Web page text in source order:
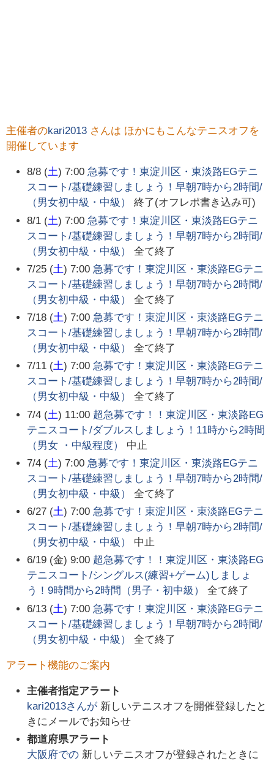
主催者のkari2013 さんは ほかにもこんなテニスオフを
開催しています
8/8 (土) 7:00 急募です！東淀川区・東淡路EGテニ
スコート/基礎練習しましょう！早朝7時から2時間/
（男女初中級・中級）
終了(オフレポ書き込み可)
8/1 (土) 7:00 急募です！東淀川区・東淡路EGテニ
スコート/基礎練習しましょう！早朝7時から2時間/
（男女初中級・中級）
全て終了
7/25 (土) 7:00 急募です！東淀川区・東淡路EGテニ
スコート/基礎練習しましょう！早朝7時から2時間/
（男女初中級・中級）
全て終了
7/18 (土) 7:00 急募です！東淀川区・東淡路EGテニ
スコート/基礎練習しましょう！早朝7時から2時間/
（男女初中級・中級）
全て終了
7/11 (土) 7:00 急募です！東淀川区・東淡路EGテニ
スコート/基礎練習しましょう！早朝7時から2時間/
（男女初中級・中級）
全て終了
7/4 (土) 11:00 超急募です！！東淀川区・東淡路EG
テニスコート/ダブルスしましょう！11時から2時間
（男女 ・中級程度）
中止
7/4 (土) 7:00 急募です！東淀川区・東淡路EGテニ
スコート/基礎練習しましょう！早朝7時から2時間/
（男女初中級・中級）
全て終了
6/27 (土) 7:00 急募です！東淀川区・東淡路EGテニ
スコート/基礎練習しましょう！早朝7時から2時間/
（男女初中級・中級）
中止
6/19 (金) 9:00 超急募です！！東淀川区・東淡路EG
テニスコート/シングルス(練習+ゲーム)しましょ
う！9時間から2時間（男子・初中級）
全て終了
6/13 (土) 7:00 急募です！東淀川区・東淡路EGテニ
スコート/基礎練習しましょう！早朝7時から2時間/
（男女初中級・中級）
全て終了
アラート機能のご案内
主催者指定アラート
kari2013さんが 新しいテニスオフを開催登録したと
きにメールでお知らせ
都道府県アラート
大阪府での 新しいテニスオフが登録されたときに